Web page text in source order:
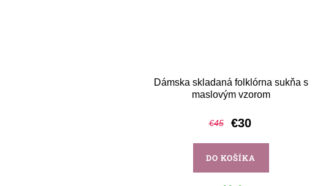
Dámska skladaná folklórna sukňa s
maslovým vzorom
€45 €30
DO KOŠÍKA